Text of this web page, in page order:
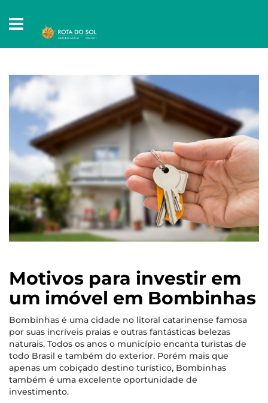
Motivos para investir em
um imóvel em Bombinhas
Bombinhas é uma cidade no litoral catarinense famosa
por suas incríveis praias e outras fantásticas belezas
naturais. Todos os anos o município encanta turistas de
todo Brasil e também do exterior. Porém mais que
apenas um cobiçado destino turístico, Bombinhas
também é uma excelente oportunidade de
investimento.